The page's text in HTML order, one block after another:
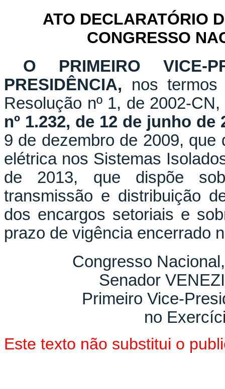
ATO DECLARATÓRIO
CONGRESSO
O PRIMEIRO VICE-
PRESIDÊNCIA, nos
Resolução nº 1, de 2002-
nº 1.232, de 12 de junho de
9 de dezembro de 2009,
elétrica nos Sistemas
de 2013, que dispõe
transmissão e distribuição
dos encargos setoriais e
prazo de vigência encerrado
Congresso
Senador
Primeiro Vice-
no
Este texto não substitui o